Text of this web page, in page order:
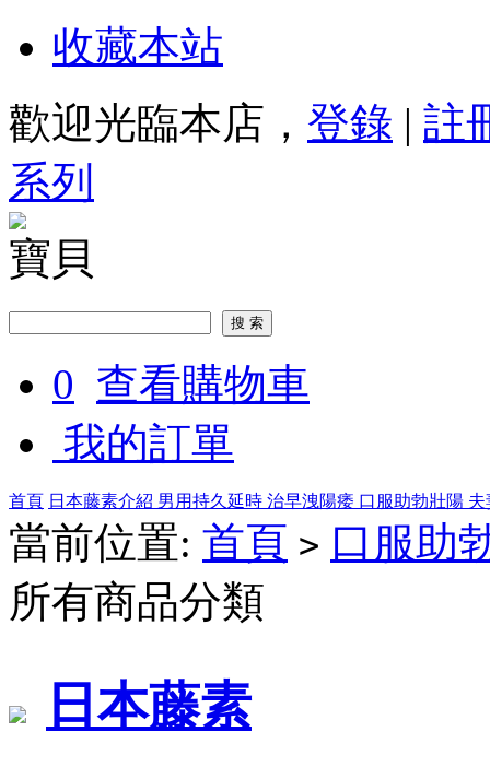
收藏本站
歡迎光臨本店， 登錄 | 註
系列
寶貝
0 查看購物車
我的訂單
首頁 日本藤素介紹 男用持久延時 治早洩陽痿 口服助勃壯陽
當前位置: 首頁 > 口服助
所有商品分類
日本藤素